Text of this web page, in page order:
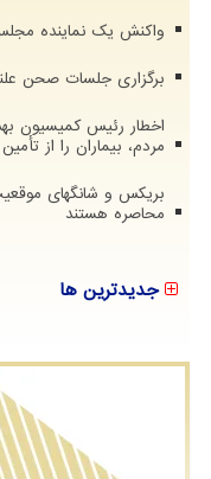
واکنش یک نماینده
برگزاری جلسات صحن
اخطار رئیس کمیسیون
مردم، بیماران را از
بریکس و شانگهای
محاصره هستند
جدیدترین ها